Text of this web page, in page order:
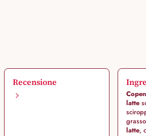
Recensione
latte
latte,